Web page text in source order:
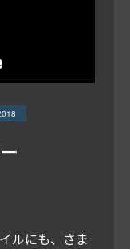
ルにも、さま